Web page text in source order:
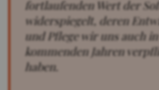
fortlaufenden Wert der
widerspiegelt, deren
und Pflege wir uns auch
kommenden Jahren
haben.